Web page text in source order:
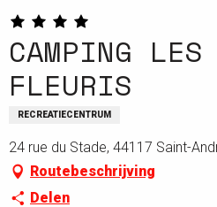
CAMPING LES
FLEURIS
RECREATIECENTRUM
24 rue du Stade, 44117 Saint-
Routebeschrijving
Delen